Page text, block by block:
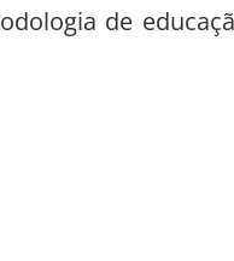
de